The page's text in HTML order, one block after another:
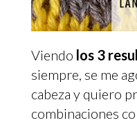
Viendo los 3
siempre, se me
cabeza y quiero
combinaciones